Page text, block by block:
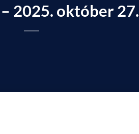
2025. október 27.